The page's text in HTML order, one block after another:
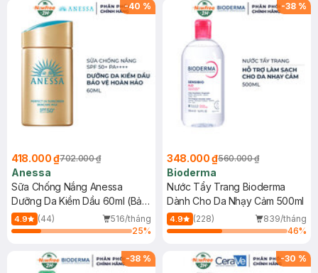
-40 %
418.000 ₫702.000 ₫
Anessa
Sữa Chống Nắng Anessa
Dưỡng Da Kiềm Dầu 60ml (Bản
Mới)
4.9 (44)
516/tháng
25%
-38 %
348.000 ₫560.000 ₫
Bioderma
Nước Tẩy Trang Bioderma
Dành Cho Da Nhạy Cảm 500ml
4.9 (228)
839/tháng
46%
-38 % -30 %